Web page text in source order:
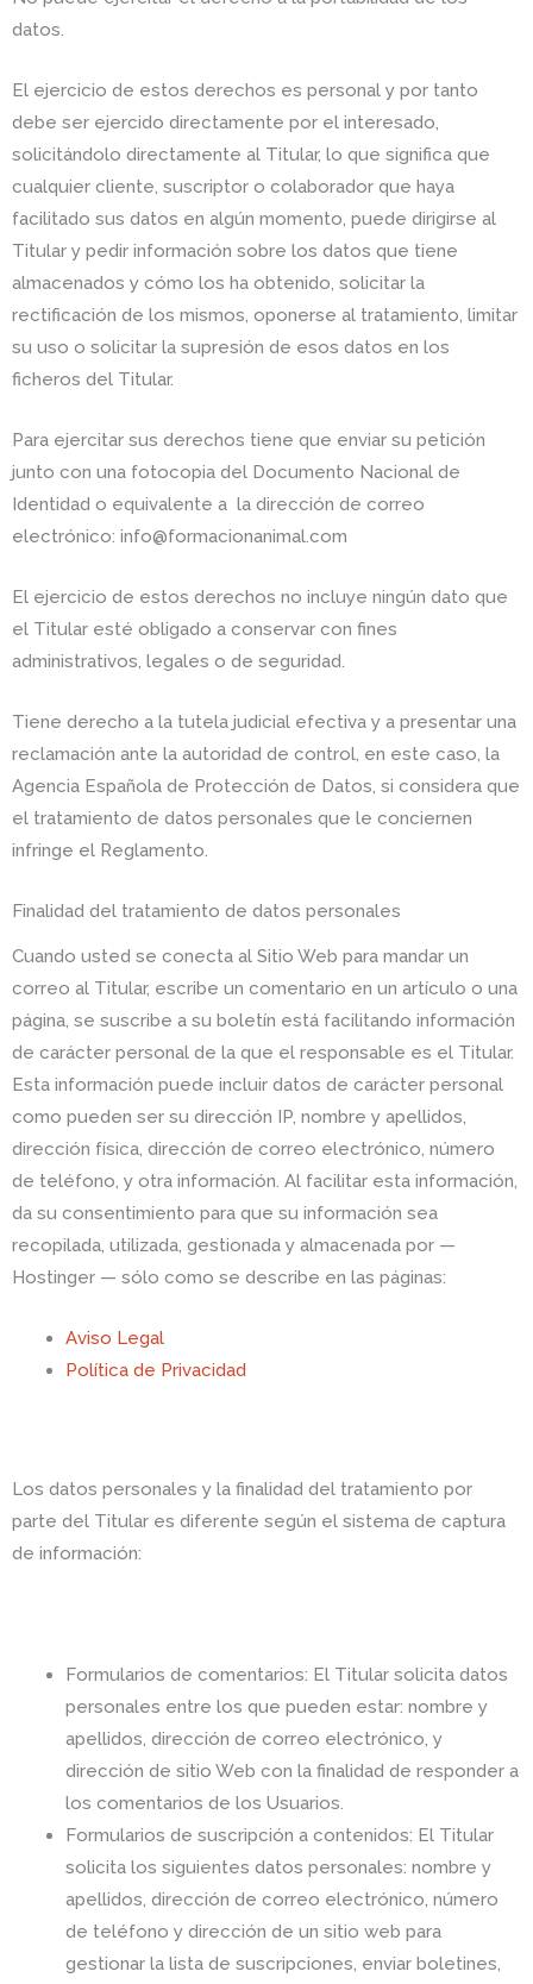
datos.
El ejercicio de estos derechos es personal y por tanto
debe ser ejercido directamente por el interesado,
solicitándolo directamente al Titular, lo que significa que
cualquier cliente, suscriptor o colaborador que haya
facilitado sus datos en algún momento, puede dirigirse al
Titular y pedir información sobre los datos que tiene
almacenados y cómo los ha obtenido, solicitar la
rectificación de los mismos, oponerse al tratamiento, limitar
su uso o solicitar la supresión de esos datos en los
ficheros del Titular.
Para ejercitar sus derechos tiene que enviar su petición
junto con una fotocopia del Documento Nacional de
Identidad o equivalente a la dirección de correo
electrónico: info@formacionanimal.com
El ejercicio de estos derechos no incluye ningún dato que
el Titular esté obligado a conservar con fines
administrativos, legales o de seguridad.
Tiene derecho a la tutela judicial efectiva y a presentar una
reclamación ante la autoridad de control, en este caso, la
Agencia Española de Protección de Datos, si considera que
el tratamiento de datos personales que le conciernen
infringe el Reglamento.
Finalidad del tratamiento de datos personales
Cuando usted se conecta al Sitio Web para mandar un
correo al Titular, escribe un comentario en un artículo o una
página, se suscribe a su boletín está facilitando información
de carácter personal de la que el responsable es el Titular.
Esta información puede incluir datos de carácter personal
como pueden ser su dirección IP, nombre y apellidos,
dirección física, dirección de correo electrónico, número
de teléfono, y otra información. Al facilitar esta información,
da su consentimiento para que su información sea
recopilada, utilizada, gestionada y almacenada por —
Hostinger — sólo como se describe en las páginas:
Aviso Legal
Política de Privacidad
Los datos personales y la finalidad del tratamiento por
parte del Titular es diferente según el sistema de captura
de información:
Formularios de comentarios: El Titular solicita datos
personales entre los que pueden estar: nombre y
apellidos, dirección de correo electrónico, y
dirección de sitio Web con la finalidad de responder a
los comentarios de los Usuarios.
Formularios de suscripción a contenidos: El Titular
solicita los siguientes datos personales: nombre y
apellidos, dirección de correo electrónico, número
de teléfono y dirección de un sitio web para
gestionar la lista de suscripciones, enviar boletines,